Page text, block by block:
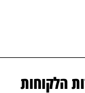
הלקוחות